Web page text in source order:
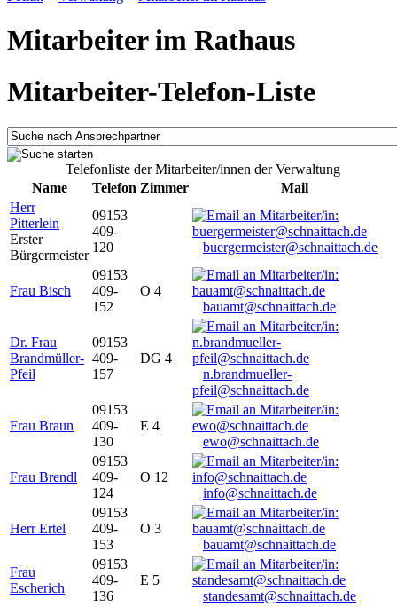
Mitarbeiter im Rathaus
Mitarbeiter-Telefon-Liste
Telefonliste der Mitarbeiter/innen der Verwaltung
Name
Telefon Zimmer
Mail
Herr
Pitterlein
Erster
Bürgermeister
09153
409-
120
buergermeister@schnaittach.de
Frau Bisch
09153
409-
152
O 4
bauamt@schnaittach.de
Dr. Frau
Brandmüller-
Pfeil
09153
409-
157
DG 4
n.brandmueller-
pfeil@schnaittach.de
Frau Braun
09153
409-
130
E 4
ewo@schnaittach.de
Frau Brendl
09153
409-
124
O 12
info@schnaittach.de
Herr Ertel
09153
409-
153
O 3
bauamt@schnaittach.de
Frau
Escherich
09153
409-
136
E 5
standesamt@schnaittach.de